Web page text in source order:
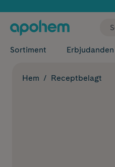
Sortiment Erbjudanden
Hem Receptbelagt